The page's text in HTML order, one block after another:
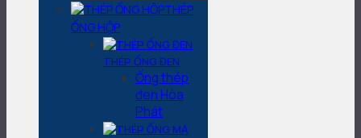
THÉP
ỐNG HỘP
THÉP ỐNG ĐEN
Ống thép
đen Hòa
Phát